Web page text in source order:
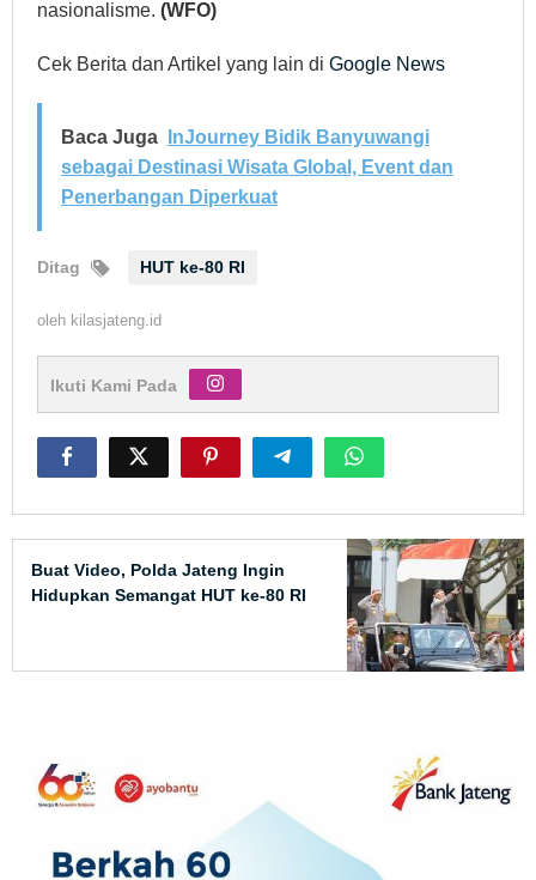
nasionalisme. (WFO)
Cek Berita dan Artikel yang lain di Google News
Baca Juga
InJourney Bidik Banyuwangi
sebagai Destinasi Wisata Global, Event dan
Penerbangan Diperkuat
Ditag HUT ke-80 RI
oleh kilasjateng.id
Ikuti Kami Pada
Buat Video, Polda Jateng Ingin
Hidupkan Semangat HUT ke-80 RI